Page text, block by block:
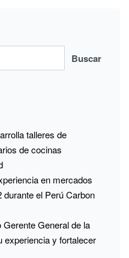
Buscar
talleres de
de cocinas
en mercados
el Perú Carbon
General de la
experiencia y fortalecer